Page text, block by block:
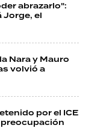
abrazarlo":
Jorge, el
Nara y Mauro
volvió a
por el ICE